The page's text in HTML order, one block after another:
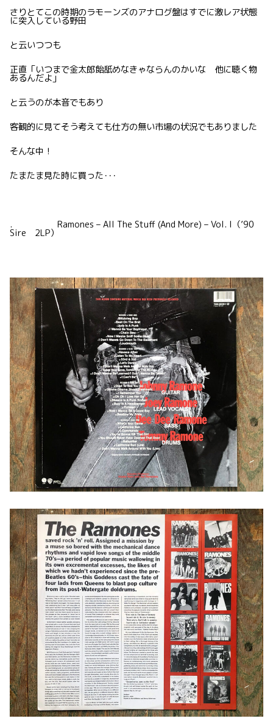
さりとてこの時期のラモーンズのアナログ盤はすでに激レア状態
に突入している野田
と云いつつも
正直「いつまで金太郎飴舐めなきゃならんのかいな 他に聴く物
あるんだよ」
と云うのが本音でもあり
客観的に見てそう考えても仕方の無い市場の状況でもありました
そんな中！
たまたま見た時に買った･･･
. Ramones – All The Stuff (And More) – Vol. I（’90
Sire 2LP）